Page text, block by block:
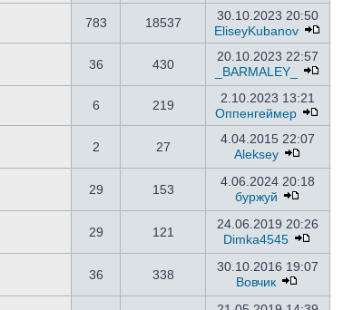
783 18537
30.10.2023 20:50
EliseyKubanov
36 430
20.10.2023 22:57
_BARMALEY_
6 219
2.10.2023 13:21
Оппенгеймер
2 27
4.04.2015 22:07
Aleksey
29 153
4.06.2024 20:18
буржуй
29 121
24.06.2019 20:26
Dimka4545
36 338
30.10.2016 19:07
Вовчик